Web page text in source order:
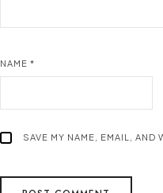
NAME *
SAVE MY NAME, EMAIL, AND